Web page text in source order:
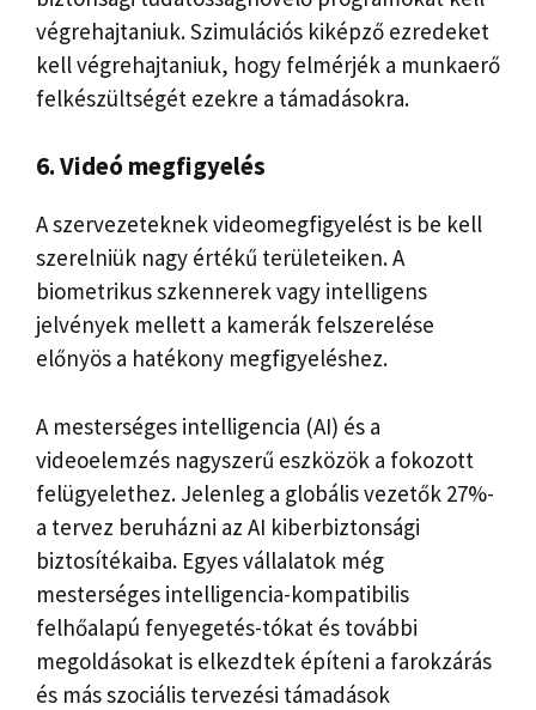
végrehajtaniuk. Szimulációs kiképző ezredeket
kell végrehajtaniuk, hogy felmérjék a munkaerő
felkészültségét ezekre a támadásokra.
6. Videó megfigyelés
A szervezeteknek videomegfigyelést is be kell
szerelniük nagy értékű területeiken. A
biometrikus szkennerek vagy intelligens
jelvények mellett a kamerák felszerelése
előnyös a hatékony megfigyeléshez.
A mesterséges intelligencia (AI) és a
videoelemzés nagyszerű eszközök a fokozott
felügyelethez. Jelenleg a globális vezetők 27%-
a tervez beruházni az AI kiberbiztonsági
biztosítékaiba. Egyes vállalatok még
mesterséges intelligencia-kompatibilis
felhőalapú fenyegetés-tókat és további
megoldásokat is elkezdtek építeni a farokzárás
és más szociális tervezési támadások